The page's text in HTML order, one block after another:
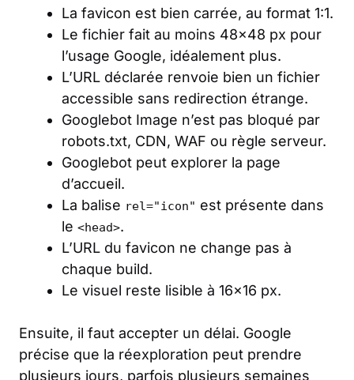
La favicon est bien carrée, au format 1:1.
Le fichier fait au moins 48×48 px pour
l’usage Google, idéalement plus.
L’URL déclarée renvoie bien un fichier
accessible sans redirection étrange.
Googlebot Image n’est pas bloqué par
robots.txt, CDN, WAF ou règle serveur.
Googlebot peut explorer la page
d’accueil.
La balise rel="icon" est présente dans
le <head>.
L’URL du favicon ne change pas à
chaque build.
Le visuel reste lisible à 16×16 px.
Ensuite, il faut accepter un délai. Google
précise que la réexploration peut prendre
plusieurs jours, parfois plusieurs semaines